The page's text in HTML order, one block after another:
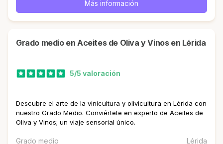
Más información
Grado medio en Aceites de Oliva y Vinos en Lérida
5/5 valoración
Descubre el arte de la vinicultura y olivicultura en Lérida con
nuestro Grado Medio. Conviértete en experto de Aceites de
Oliva y Vinos; un viaje sensorial único.
Grado medio Lérida